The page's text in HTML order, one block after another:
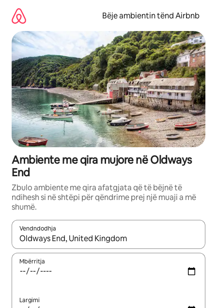
përmbajtja
Bëje ambientin tënd Airbnb
Ambiente me qira mujore në Oldways
End
Zbulo ambiente me qira afatgjata që të bëjnë të
ndihesh si në shtëpi për qëndrime prej një muaji a më
shumë.
Vendndodhja
Kur rezultatet të jenë të disponueshme, lëviz me butonat e
Mbërritja
Largimi